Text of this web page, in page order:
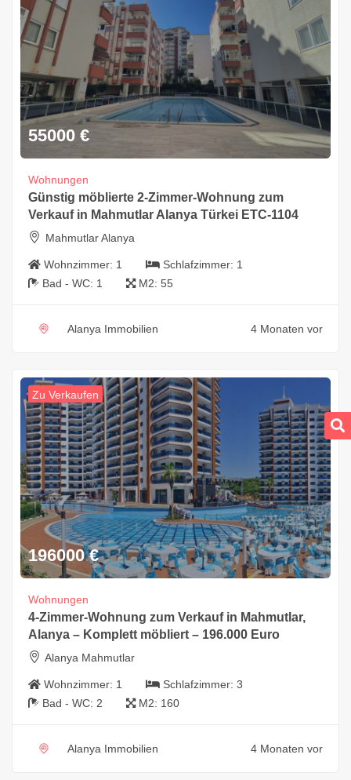
55000 €
Wohnungen
Günstig möblierte 2-Zimmer-Wohnung zum
Verkauf in Mahmutlar Alanya Türkei ETC-1104
Mahmutlar Alanya
Wohnzimmer: 1 Schlafzimmer: 1
Bad - WC: 1 M2: 55
Alanya Immobilien 4 Monaten vor
Zu Verkaufen
196000 €
Wohnungen
4-Zimmer-Wohnung zum Verkauf in Mahmutlar,
Alanya – Komplett möbliert – 196.000 Euro
Alanya Mahmutlar
Wohnzimmer: 1 Schlafzimmer: 3
Bad - WC: 2 M2: 160
Alanya Immobilien 4 Monaten vor